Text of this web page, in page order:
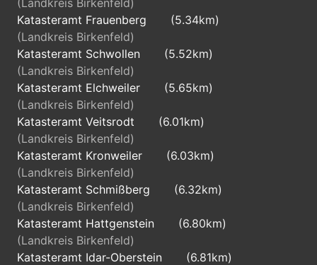
(Landkreis Birkenfeld)
Katasteramt Frauenberg
(5.34km)
(Landkreis Birkenfeld)
Katasteramt Schwollen
(5.52km)
(Landkreis Birkenfeld)
Katasteramt Elchweiler
(5.65km)
(Landkreis Birkenfeld)
Katasteramt Veitsrodt
(6.01km)
(Landkreis Birkenfeld)
Katasteramt Kronweiler
(6.03km)
(Landkreis Birkenfeld)
Katasteramt Schmißberg
(6.32km)
(Landkreis Birkenfeld)
Katasteramt Hattgenstein
(6.80km)
(Landkreis Birkenfeld)
Katasteramt Idar-Oberstein
(6.81km)